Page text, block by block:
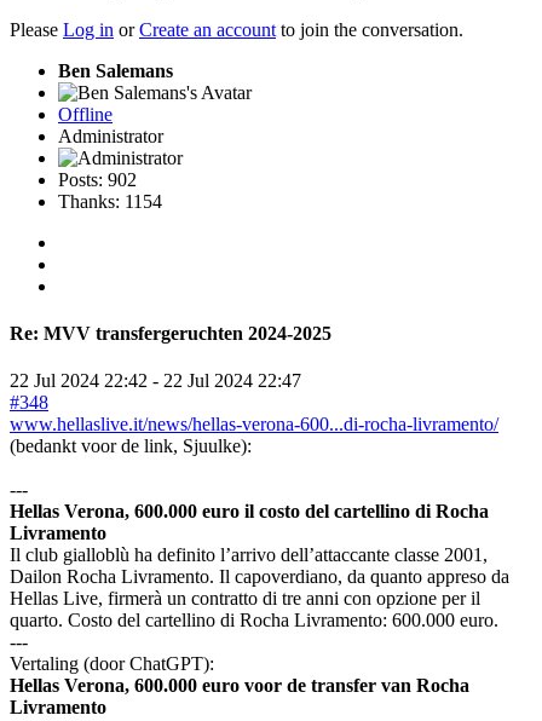
Please Log in orCreate an account to join the conversation.
Ben Salemans
Offline
Administrator
Posts: 902
Thanks: 1154
Re: MVV transfergeruchten 2024-2025
22 Jul 2024 22:42 - 22 Jul 2024 22:47
#348
www.hellaslive.it/news/hellas-verona-600...di-rocha-livramento/
(bedankt voor de link, Sjuulke):
---
Hellas Verona, 600.000 euro il costo del cartellino di Rocha
Livramento
Il club gialloblù ha definito l’arrivo dell’attaccante classe 2001,
Dailon Rocha Livramento. Il capoverdiano, da quanto appreso da
Hellas Live, firmerà un contratto di tre anni con opzione per il
quarto. Costo del cartellino di Rocha Livramento: 600.000 euro.
---
Vertaling (door ChatGPT):
Hellas Verona, 600.000 euro voor de transfer van Rocha
Livramento